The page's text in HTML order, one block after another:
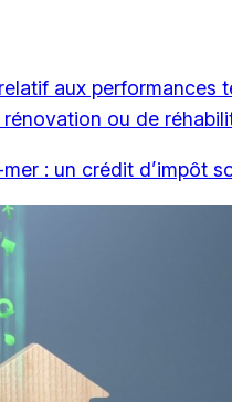
aux performances
ou de
: un crédit d’impôt